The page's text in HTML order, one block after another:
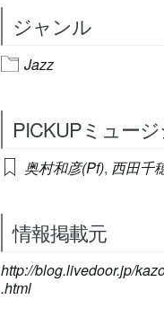
ジャンル
Jazz
PICKUPミュー
奥村和彦(Pf), 西田千
情報掲載元
http://blog.livedoor.jp/
.html